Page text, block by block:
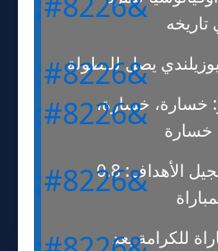
يصل للبطولة
خسارة، خسارة،
خسارة
متوسط تسجيل الأهداف: 0.8
للكرامة بعد